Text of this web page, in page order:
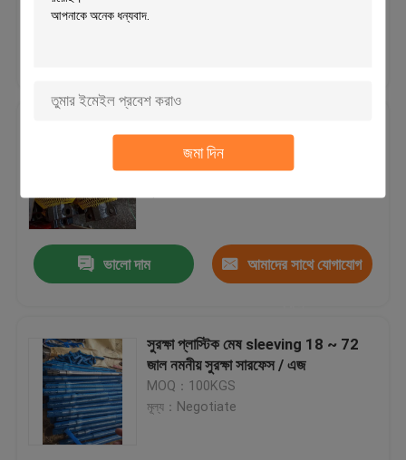
জমা দিন
প্রতিরক্ষামূলক জাল স্লিভিং
MOQ：100 কেজি
ভালো দাম আমাদের সাথে যোগাযোগ
সুরক্ষা প্লাস্টিক মেষ sleeving 18 ~ 72
জাল নমনীয় সুরক্ষা সারফেস / এজ
MOQ：100KGS
মূল্য：Negotiate